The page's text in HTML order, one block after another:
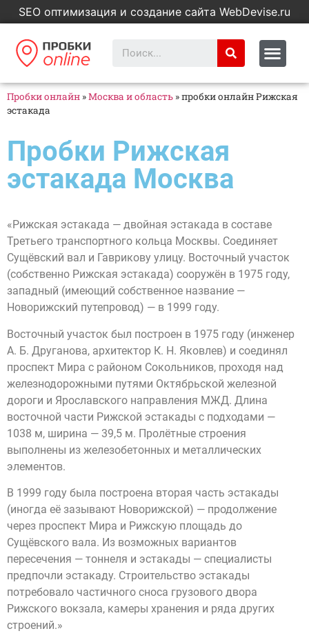
SEO оптимизация и создание сайта WebDevise.ru
Пробки онлайн »Москва и область »пробки онлайн Рижская
эстакада
Пробки Рижская
эстакада Москва
«Рижская эстакада — двойная эстакада в составе
Третьего транспортного кольца Москвы. Соединяет
Сущёвский вал и Гаврикову улицу. Восточный участок
(собственно Рижская эстакада) сооружён в 1975 году,
западный (имеющий собственное название —
Новорижский путепровод) — в 1999 году.
Восточный участок был построен в 1975 году (инженер
А. Б. Друганова, архитектор К. Н. Яковлев) и соединял
проспект Мира с районом Сокольников, проходя над
железнодорожными путями Октябрьской железной
дороги и Ярославского направления МЖД. Длина
восточной части Рижской эстакады с подходами —
1038 м, ширина — 39,5 м. Пролётные строения
выполнены из железобетонных и металлических
элементов.
В 1999 году была построена вторая часть эстакады
(иногда её зазывают Новорижской) — продолжение
через проспект Мира и Рижскую площадь до
Сущёвского вала. Из возможных вариантов
пересечения — тоннеля и эстакады — специалисты
предпочли эстакаду. Строительство эстакады
потребовало частичного сноса грузового двора
Рижского вокзала, камеры хранения и ряда других
строений.»